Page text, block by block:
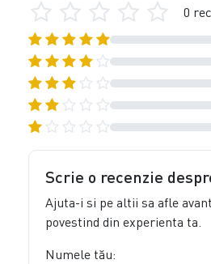
0
Scrie o recenzie
Ajuta-i si pe altii sa afle
povestind din experienta ta.
Numele tău: